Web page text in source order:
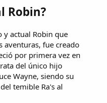
Robin?
y actual Robin que
aventuras, fue creado
por primera vez en
del único hijo
Wayne, siendo su
temible Ra's al